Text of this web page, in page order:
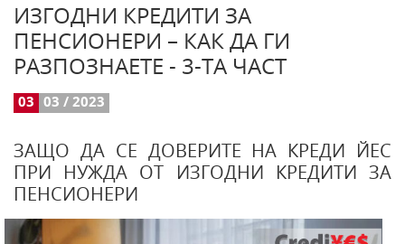
ИЗГОДНИ КРЕДИТИ ЗА
ПЕНСИОНЕРИ – КАК ДА ГИ
РАЗПОЗНАЕТЕ - 3-ТА ЧАСТ
03 03 / 2023
ЗАЩО ДА СЕ ДОВЕРИТЕ НА КРЕДИ ЙЕС
ПРИ НУЖДА ОТ ИЗГОДНИ КРЕДИТИ ЗА
ПЕНСИОНЕРИ